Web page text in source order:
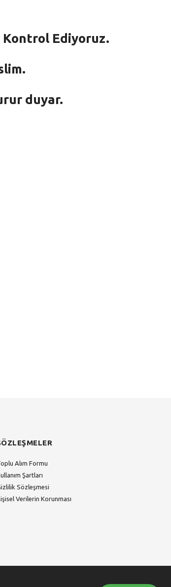
Kontrol Ediyoruz.
duyar.
Alım Formu
Şartları
Sözleşmesi
Verilerin Korunması